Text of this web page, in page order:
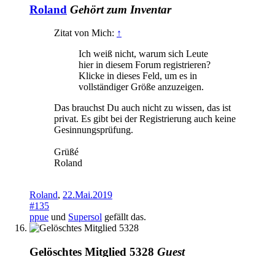
Roland Gehört zum Inventar
Zitat von Mich: ↑
Ich weiß nicht, warum sich Leute
hier in diesem Forum registrieren?
Klicke in dieses Feld, um es in
vollständiger Größe anzuzeigen.
Das brauchst Du auch nicht zu wissen, das ist
privat. Es gibt bei der Registrierung auch keine
Gesinnungsprüfung.
Grüßé
Roland
Roland, 22.Mai.2019
#135
ppue und Supersol gefällt das.
Gelöschtes Mitglied 5328 Guest